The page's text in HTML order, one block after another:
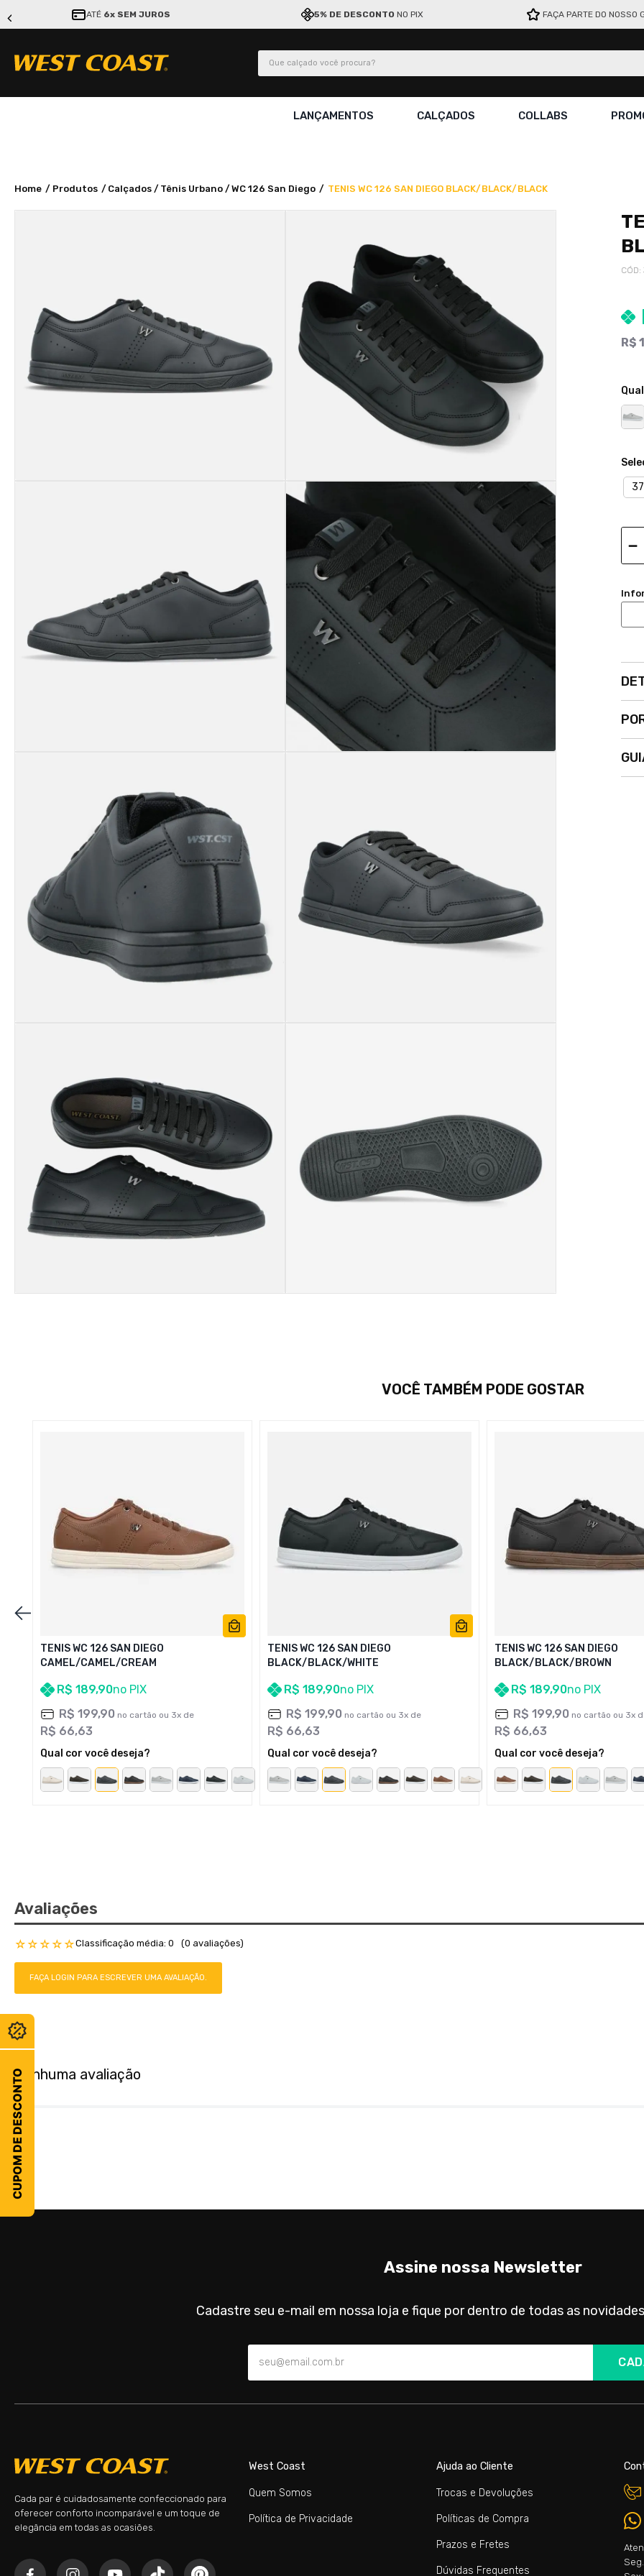
ATÉ 6x SEM JUROS 5% DE DESCONTO NO PIX FAÇA PARTE DO NOSSO
Que calçado você procura?
LANÇAMENTOS CALÇADOS COLLABS
CUPOM DE DESCONTO
Produtos Calçados Tênis Urbano WC 126 San Diego TENIS WC 126 SAN DIEGO BLACK/BLACK/BLACK
CÓD:
R$
37
－
VOCÊ TAMBÉM PODE GOSTAR
TENIS WC 126 SAN DIEGO
CAMEL/CAMEL/CREAM
R$ 189,90no PIX
R$ 199,90 no cartão ou 3x de
R$ 66,63
Qual cor você deseja?
TENIS WC 126 SAN DIEGO
BLACK/BLACK/WHITE
R$ 189,90no PIX
R$ 199,90 no cartão ou 3x de
R$ 66,63
Qual cor você deseja?
TENIS WC 126 SAN DIEGO
BLACK/BLACK/BROWN
R$ 189,90no PIX
R$ 199,90 no cartão ou 3x
R$ 66,63
Qual cor você deseja?
Avaliações
☆ ☆ ☆ ☆ ☆Classificação média: 0 (0 avaliações)
FAÇA LOGIN PARA ESCREVER UMA AVALIAÇÃO.
Nenhuma avaliação
Assine nossa Newsletter
Cadastre seu e-mail em nossa loja e fique por dentro de todas as
Cada par é cuidadosamente confeccionado para
oferecer conforto incomparável e um toque de
elegância em todas as ocasiões.
West Coast
Quem Somos
Política de Privacidade
Ajuda ao Cliente
Trocas e Devoluções
Políticas de Compra
Prazos e Fretes
Dúvidas Frequentes